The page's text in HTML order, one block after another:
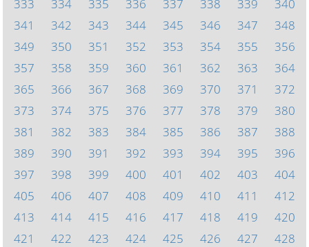
333
334 335 336 337 338 339
340
341
342 343 344 345 346 347
348
349
350 351 352 353 354 355
356
357
358 359 360 361 362 363
364
365
366 367 368 369 370 371
372
373
374 375 376 377 378 379
380
381
382 383 384 385 386 387
388
389
390 391 392 393 394 395
396
397
398 399 400 401 402 403
404
405
406 407 408 409 410 411
412
413
414 415 416 417 418 419
420
421
422 423 424 425 426 427 428